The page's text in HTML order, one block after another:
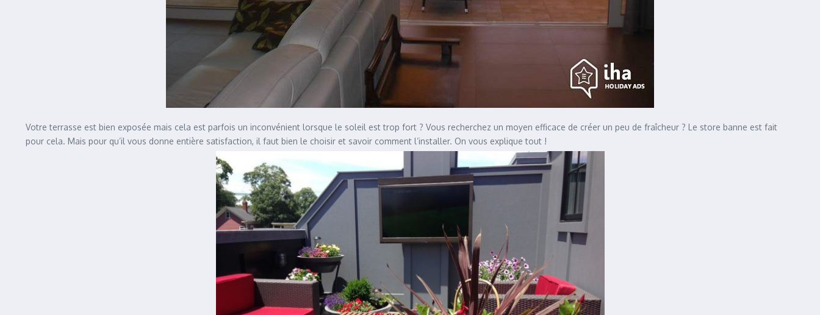
Votre terrasse est bien exposée mais cela est parfois un inconvénient lorsque le soleil est trop fort ? Vous recherchez un moyen efficace de créer un peu de fraîcheur ? Le store banne est fait
pour cela. Mais pour qu’il vous donne entière satisfaction, il faut bien le choisir et savoir comment l’installer. On vous explique tout !